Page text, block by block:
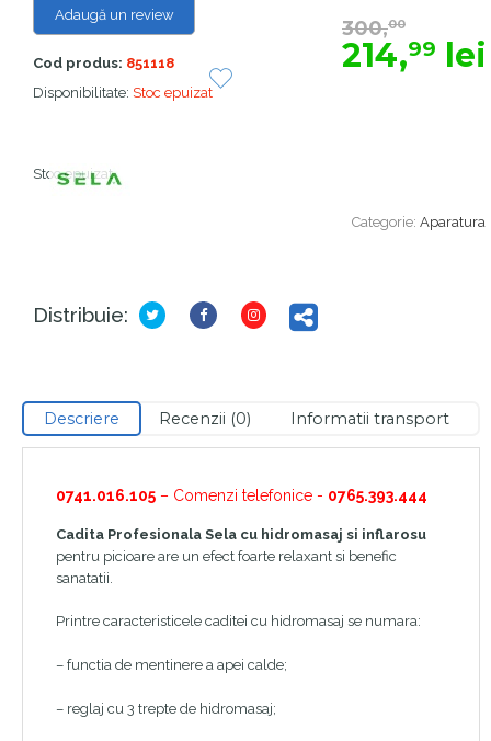
Categorie: Aparatura
Adaugă un review
Cod produs: 851118
Disponibilitate: Stoc epuizat
300,00
214,99 lei
Stoc epuizat
Distribuie:
Descriere Recenzii (0) Informatii transport
0741.016.105 – Comenzi telefonice - 0765.393.444
Cadita Profesionala Sela cu hidromasaj si inflarosu
pentru picioare are un efect foarte relaxant si benefic
sanatatii.
Printre caracteristicele caditei cu hidromasaj se numara:
– functia de mentinere a apei calde;
– reglaj cu 3 trepte de hidromasaj;